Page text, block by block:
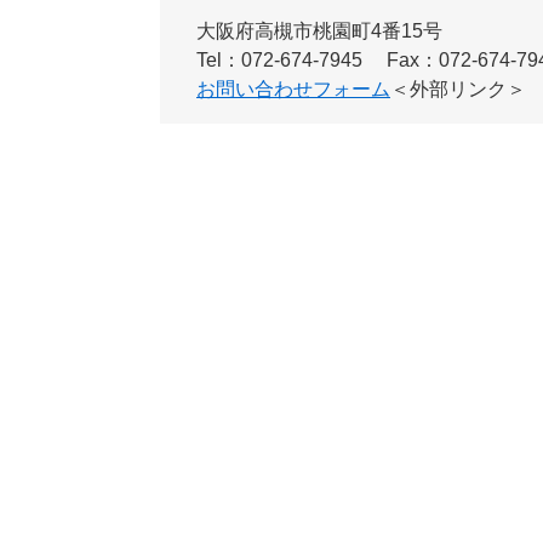
大阪府高槻市桃園町4番15号
Tel：072-674-7945
Fax：072-674-
お問い合わせフォーム ＜外部リンク＞